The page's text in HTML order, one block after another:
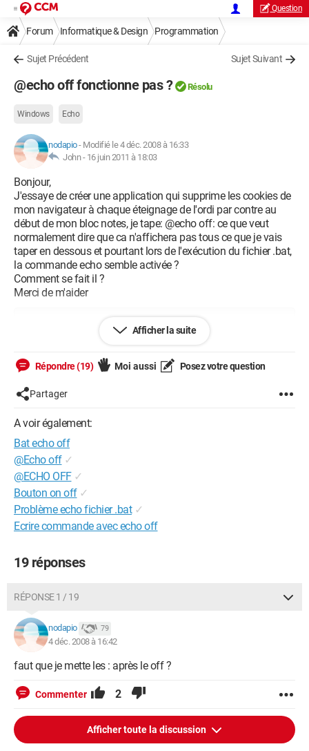
Question
Forum Informatique & Design Programmation
Sujet Précédent Sujet Suivant
@echo off fonctionne pas ? Résolu
Windows Echo
nodapio- Modifié le 4 déc. 2008 à 16:33
John - 16 juin 2011 à 18:03
Bonjour,
J'essaye de créer une application qui supprime les cookies de
mon navigateur à chaque éteignage de l'ordi par contre au
début de mon bloc notes, je tape: @echo off: ce que veut
normalement dire que ca n'affichera pas tous ce que je vais
taper en dessous et pourtant lors de l'exécution du fichier .bat,
la commande echo semble activée ?
Comment se fait il ?
Merci de m'aider
Afficher la suite
Répondre (19) Moi aussi Posez votre question
Partager
A voir également:
Bat echo off
@Echo off ✓
@ECHO OFF ✓
Bouton on off ✓
Problème echo fichier .bat ✓
Ecrire commande avec echo off
19 réponses
RÉPONSE 1 / 19
nodapio 79
4 déc. 2008 à 16:42
faut que je mette les : après le off ?
Commenter 2
Afficher toute la discussion